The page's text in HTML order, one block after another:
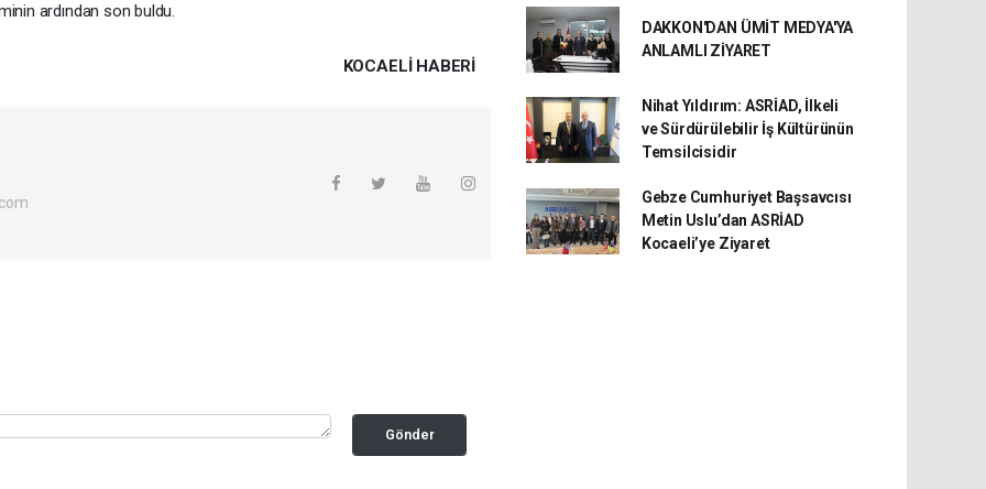
ardından son buldu.
KOCAELI HABERİ
Gönder
DAKKON'DAN ÜMİT MEDYA'YA
ANLAMLI ZİYARET
Nihat Yıldırım: ASRİAD, İlkeli
ve Sürdürülebilir İş Kültürünün
Temsilcisidir
Gebze Cumhuriyet Başsavcısı
Metin Uslu’dan ASRİAD
Kocaeli’ye Ziyaret